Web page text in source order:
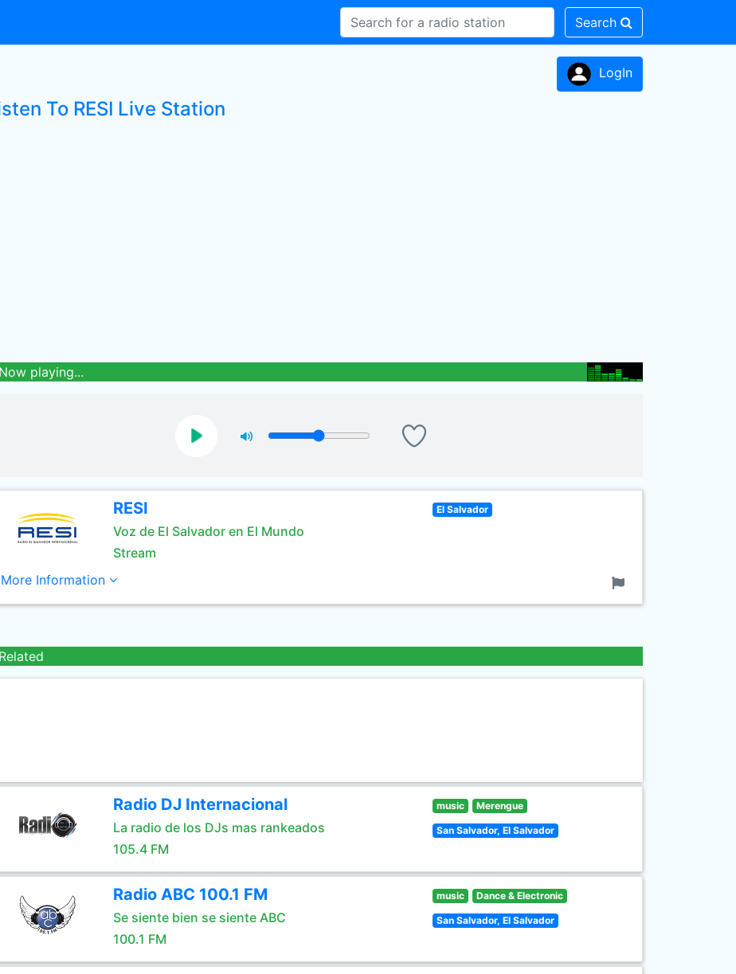
Search
LogIn
To RESI Live Station
Now playing...
RESI
Voz de El Salvador en El Mundo
Stream
El Salvador
More Information
Related
Radio DJ Internacional
La radio de los DJs mas rankeados
105.4 FM
music Merengue
San Salvador, El Salvador
Radio ABC 100.1 FM
Se siente bien se siente ABC
100.1 FM
music Dance & Electronic
San Salvador, El Salvador